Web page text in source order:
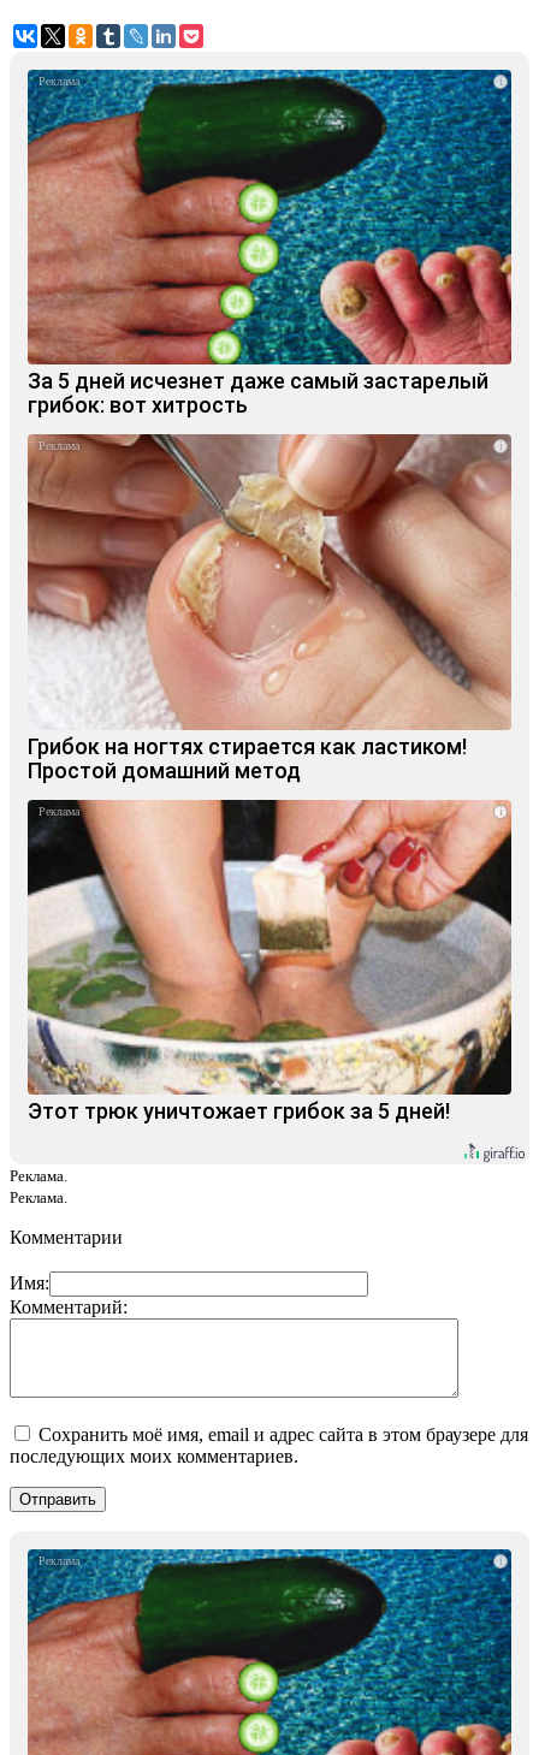
i
За 5 дней исчезнет даже самый застарелый
грибок: вот хитрость
i
Грибок на ногтях стирается как ластиком!
Простой домашний метод
i
Этот трюк уничтожает грибок за 5 дней!
Реклама.
Реклама.
Комментарии
Имя:
Комментарий:
Сохранить моё имя, email и адрес сайта в этом браузере для
последующих моих комментариев.
i